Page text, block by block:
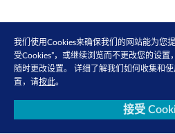
我们使用Cookies来确保我们的网站能为您
受Cookies”，或继续浏览而不更改您的设
随时更改设置。 详细了解我们如何收集和
置，请按此。
接受